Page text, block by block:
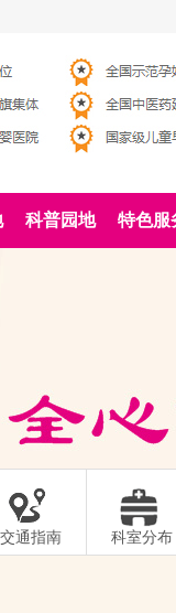
科普园地 特色服
交通指南 科室分布